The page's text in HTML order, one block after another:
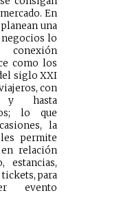
En
una
negocios lo
conexión
como los
siglo XXI
con
y hasta
lo que
la
permite
relación
para
evento